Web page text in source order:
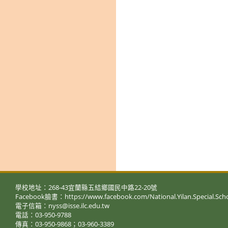
學校地址：268-43宜蘭縣五結鄉國民中路22-20號
Facebook臉書：https://www.facebook.com/
電子信箱：nyss@isse.ilc.edu.tw
電話：03-950-9788
傳真：03-950-9868；03-960-3389